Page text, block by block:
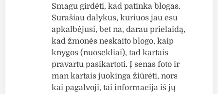
Smagu girdėti, kad patinka blogas.
Surašiau dalykus, kuriuos jau esu
apkalbėjusi, bet na, darau prielaidą,
kad žmonės neskaito blogo, kaip
knygos (nuosekliai), tad kartais
pravartu pasikartoti. Į senas foto ir
man kartais juokinga žiūrėti, nors
kai pagalvoji, tai informacija iš jų